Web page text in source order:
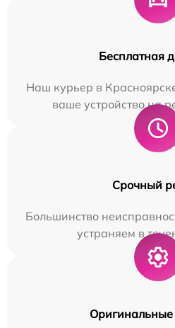
Бесплатная
Наш курьер в
ваше устройство на
Срочный
Большинство
устраняем в
Оригинальные